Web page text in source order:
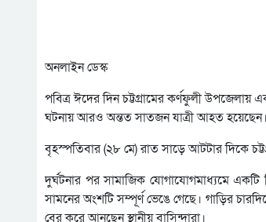
অনলাইন ডেস্ক
পবিত্র ঈদের দিন চট্টগ্রামের কর্ণফুলী উপজেলায়
ঘটনায় আরও অন্তত সাতজন যাত্রী আহত হয়েছেন।
বৃহস্পতিবার (২৮ মে) রাত সাড়ে আটটার দিকে
দুর্ঘটনার পর সামাজিক যোগাযোগমাধ্যমে
সামনের অংশটি সম্পূর্ণ ভেঙে গেছে। গাড়ির
বের করে আনছেন স্থানীয় বাসিন্দারা।